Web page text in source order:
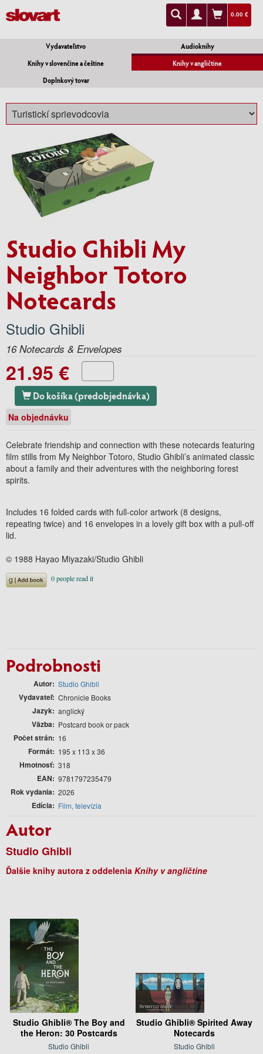
0.00 €
Vydavateľstvo
Audioknihy
Knihy v slovenčine a češtine
Knihy v angličtine
Doplnkový tovar
Studio Ghibli My
Neighbor Totoro
Notecards
Studio Ghibli
16 Notecards & Envelopes
21.95 €
Do košíka (predobjednávka)
Na objednávku
Celebrate friendship and connection with these notecards featuring
film stills from My Neighbor Totoro, Studio Ghibli’s animated classic
about a family and their adventures with the neighboring forest
spirits.
Includes 16 folded cards with full-color artwork (8 designs,
repeating twice) and 16 envelopes in a lovely gift box with a pull-off
lid.
© 1988 Hayao Miyazaki/Studio Ghibli
Podrobnosti
Autor Studio Ghibli
Vydavateľ Chronicle Books
Jazyk anglický
Väzba Postcard book or pack
Počet strán 16
Formát 195 x 113 x 36
Hmotnosť 318
EAN 9781797235479
Rok vydania 2026
Edícia Film, televízia
Autor
Studio Ghibli
Ďalšie knihy autora z oddelenia Knihy v angličtine
Studio Ghibli® The Boy and
the Heron: 30 Postcards
Studio Ghibli
Studio Ghibli® Spirited Away
Notecards
Studio Ghibli